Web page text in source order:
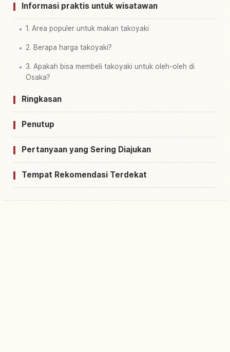
Informasi praktis untuk wisatawan
1. Area populer untuk makan takoyaki
2. Berapa harga takoyaki?
3. Apakah bisa membeli takoyaki untuk oleh-oleh di
Osaka?
Ringkasan
Penutup
Pertanyaan yang Sering Diajukan
Tempat Rekomendasi Terdekat